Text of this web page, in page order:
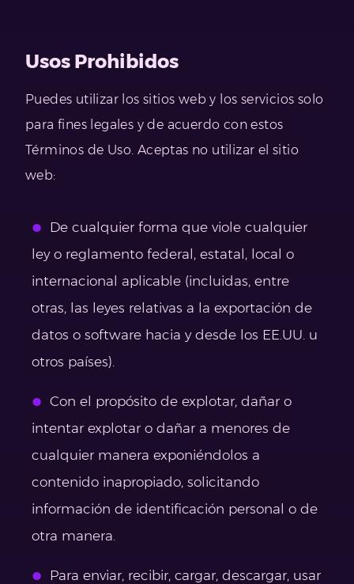
Usos Prohibidos
Puedes utilizar los sitios web y los servicios solo
para fines legales y de acuerdo con estos
Términos de Uso. Aceptas no utilizar el sitio
web:
De cualquier forma que viole cualquier
ley o reglamento federal, estatal, local o
internacional aplicable (incluidas, entre
otras, las leyes relativas a la exportación de
datos o software hacia y desde los EE.UU. u
otros países).
Con el propósito de explotar, dañar o
intentar explotar o dañar a menores de
cualquier manera exponiéndolos a
contenido inapropiado, solicitando
información de identificación personal o de
otra manera.
Para enviar, recibir, cargar, descargar, usar